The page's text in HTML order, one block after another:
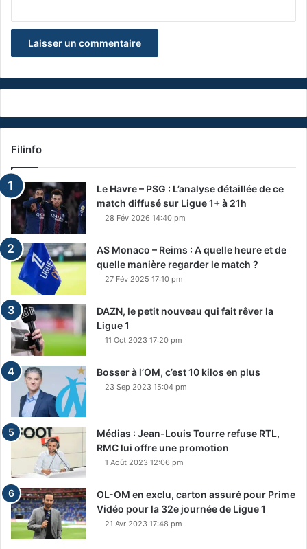
Filinfo
Le Havre – PSG : L’analyse détaillée de ce
match diffusé sur Ligue 1+ à 21h
28 Fév 2026 14:40 pm
AS Monaco – Reims : A quelle heure et de
quelle manière regarder le match ?
27 Fév 2025 17:10 pm
DAZN, le petit nouveau qui fait rêver la
Ligue 1
11 Oct 2023 17:20 pm
Bosser à l’OM, c’est 10 kilos en plus
23 Sep 2023 15:04 pm
Médias : Jean-Louis Tourre refuse RTL,
RMC lui offre une promotion
1 Août 2023 12:06 pm
OL-OM en exclu, carton assuré pour Prime
Vidéo pour la 32e journée de Ligue 1
21 Avr 2023 17:48 pm